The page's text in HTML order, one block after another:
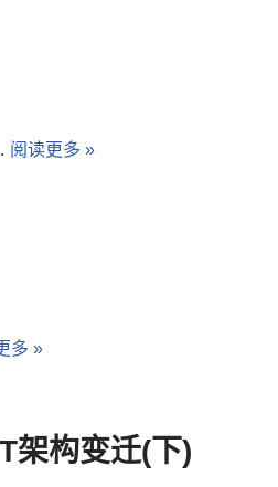
阅读更多 »
多 »
架构变迁(下)